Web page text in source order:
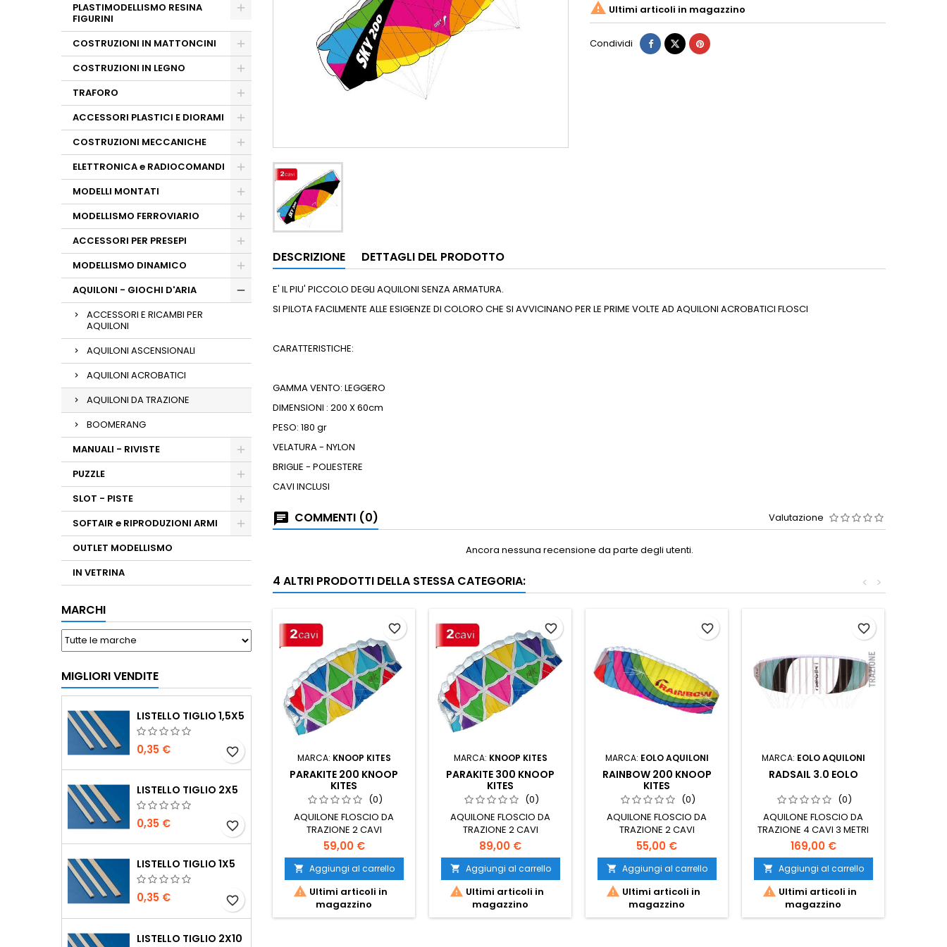
PLASTIMODELLISMO RESINA
FIGURINI
COSTRUZIONI IN MATTONCINI
COSTRUZIONI IN LEGNO
TRAFORO
ACCESSORI PLASTICI E DIORAMI
COSTRUZIONI MECCANICHE
ELETTRONICA e RADIOCOMANDI
MODELLI MONTATI
MODELLISMO FERROVIARIO
ACCESSORI PER PRESEPI
MODELLISMO DINAMICO
AQUILONI - GIOCHI D'ARIA
ACCESSORI E RICAMBI PER
AQUILONI
AQUILONI ASCENSIONALI
AQUILONI ACROBATICI
AQUILONI DA TRAZIONE
BOOMERANG
MANUALI - RIVISTE
PUZZLE
SLOT - PISTE
SOFTAIR e RIPRODUZIONI ARMI
OUTLET MODELLISMO
IN VETRINA
MARCHI
MIGLIORI VENDITE
LISTELLO TIGLIO 1,5X5
0,35 € favorite_border
LISTELLO TIGLIO 2X5
0,35 € favorite_border
LISTELLO TIGLIO 1X5
0,35 € favorite_border
LISTELLO TIGLIO 2X10
 Ultimi articoli in magazzino
Condividi
DESCRIZIONE DETTAGLI DEL PRODOTTO
E' IL PIU' PICCOLO DEGLI AQUILONI SENZA ARMATURA.
SI PILOTA FACILMENTE ALLE ESIGENZE DI COLORO CHE SI AVVICINANO PER LE PRIME VOLTE AD AQUILONI ACROBATICI FLOSCI
CARATTERISTICHE:
GAMMA VENTO: LEGGERO
DIMENSIONI : 200 X 60cm
PESO: 180 gr
VELATURA - NYLON
BRIGLIE - POLIESTERE
CAVI INCLUSI
COMMENTI (0) Valutazione
Ancora nessuna recensione da parte degli utenti.
4 ALTRI PRODOTTI DELLA STESSA CATEGORIA: >
<
MARCA: KNOOP KITES
PARAKITE 200 KNOOP
KITES
(0)
AQUILONE FLOSCIO DA
TRAZIONE 2 CAVI
59,00 €
 Aggiungi al carrello
 Ultimi articoli in
magazzino
favorite_border
MARCA: KNOOP KITES
PARAKITE 300 KNOOP
KITES
(0)
AQUILONE FLOSCIO DA
TRAZIONE 2 CAVI
89,00 €
 Aggiungi al carrello
 Ultimi articoli in
magazzino
favorite_border
MARCA: EOLO AQUILONI
RAINBOW 200 KNOOP
KITES
(0)
AQUILONE FLOSCIO DA
TRAZIONE 2 CAVI
55,00 €
 Aggiungi al carrello
 Ultimi articoli in
magazzino
favorite_border
MARCA: EOLO AQUILONI
RADSAIL 3.0 EOLO
(0)
AQUILONE FLOSCIO DA
TRAZIONE 4 CAVI 3 METRI
QUADRATI
169,00 €
 Aggiungi al carrello
 Ultimi articoli in
magazzino
favorite_border